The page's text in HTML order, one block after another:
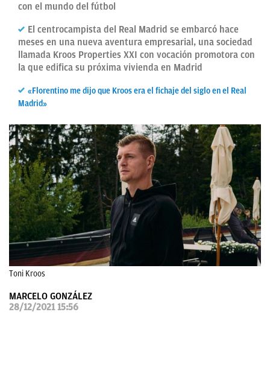
FICHAJES
DIRECTO
FEMENINO
OKDIARIO
con el mundo del fútbol
El centrocampista del Real Madrid se embarcó hace
meses en una nueva aventura empresarial, una sociedad
llamada Kroos Properties XXI con vocación promotora con
la que edifica su próxima vivienda en Madrid
«Florentino me dijo que Kroos era el fichaje del siglo en el Real
Madrid»
Toni Kroos
MARCELO GONZÁLEZ
28/12/2021 15:56